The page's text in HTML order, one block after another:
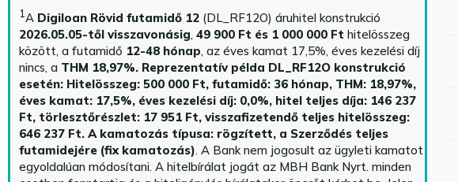
1A Digiloan Rövid futamidő 12(DL_RF12O) áruhitel konstrukció
2026.05.05-től visszavonásig, 49 900 Ft és 1 000 000 Ft hitelösszeg
között, a futamidő 12-48 hónap, az éves kamat 17,5%, éves kezelési díj
nincs, a THM 18,97%. Reprezentatív példa DL_RF12O konstrukció
esetén: Hitelösszeg: 500 000 Ft, futamidő: 36 hónap, THM: 18,97%,
éves kamat: 17,5%, éves kezelési díj: 0,0%, hitel teljes díja: 146 237
Ft, törlesztőrészlet: 17 951 Ft, visszafizetendő teljes hitelösszeg:
646 237 Ft. A kamatozás típusa: rögzített, a Szerződés teljes
futamidejére (fix kamatozás). A Bank nem jogosult az ügyleti kamatot
egyoldalúan módosítani. A hitelbírálat jogát az MBH Bank Nyrt. minden